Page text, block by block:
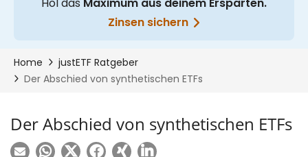
Der Abschied von synthetischen ETFs